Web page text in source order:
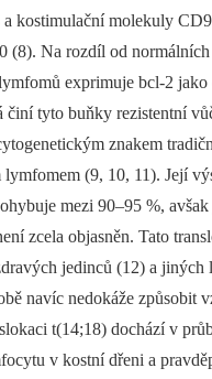
kostimulační molekuly
(8). Na rozdíl od
exprimuje bcl-2 jako
činí tyto buňky rezistentní
znakem
(9, 10, 11). Její
mezi 90–95 %,
zcela objasněn. Tato
jedinců (12) a jiných
navíc nedokáže způsobit
t(14;18) dochází v
v kostní dřeni a